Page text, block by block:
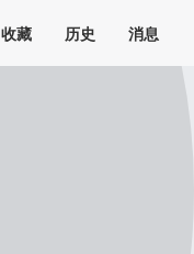
收藏 历史 消息